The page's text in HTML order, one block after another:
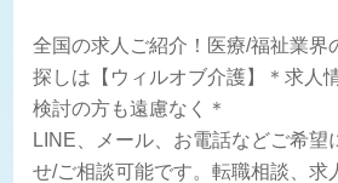
全国の求人ご紹介！医療/福祉業界
探しは【ウィルオブ介護】＊求人
検討の方も遠慮なく＊
LINE、メール、お電話などご希望
せ/ご相談可能です。転職相談、求